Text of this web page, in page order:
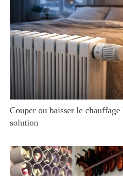
Couper ou baisser le
solution